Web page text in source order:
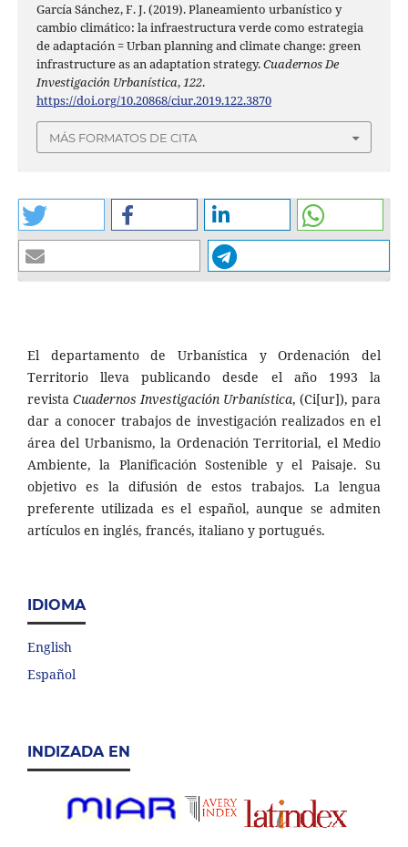
García Sánchez, F. J. (2019). Planeamiento urbanístico y
cambio climático: la infraestructura verde como estrategia
de adaptación = Urban planning and climate change: green
infrastructure as an adaptation strategy.Cuadernos De
Investigación Urbanística,122.
https://doi.org/10.20868/ciur.2019.122.3870
MÁS FORMATOS DE CITA
El departamento de Urbanística y Ordenación del
Territorio lleva publicando desde el año 1993 la
revista Cuadernos Investigación Urbanística, (Ci[ur]), para
dar a conocer trabajos de investigación realizados en el
área del Urbanismo, la Ordenación Territorial, el Medio
Ambiente, la Planificación Sostenible y el Paisaje. Su
objetivo es la difusión de estos trabajos. La lengua
preferente utilizada es el español, aunque se admiten
artículos en inglés, francés, italiano y portugués.
IDIOMA
English
Español
INDIZADA EN